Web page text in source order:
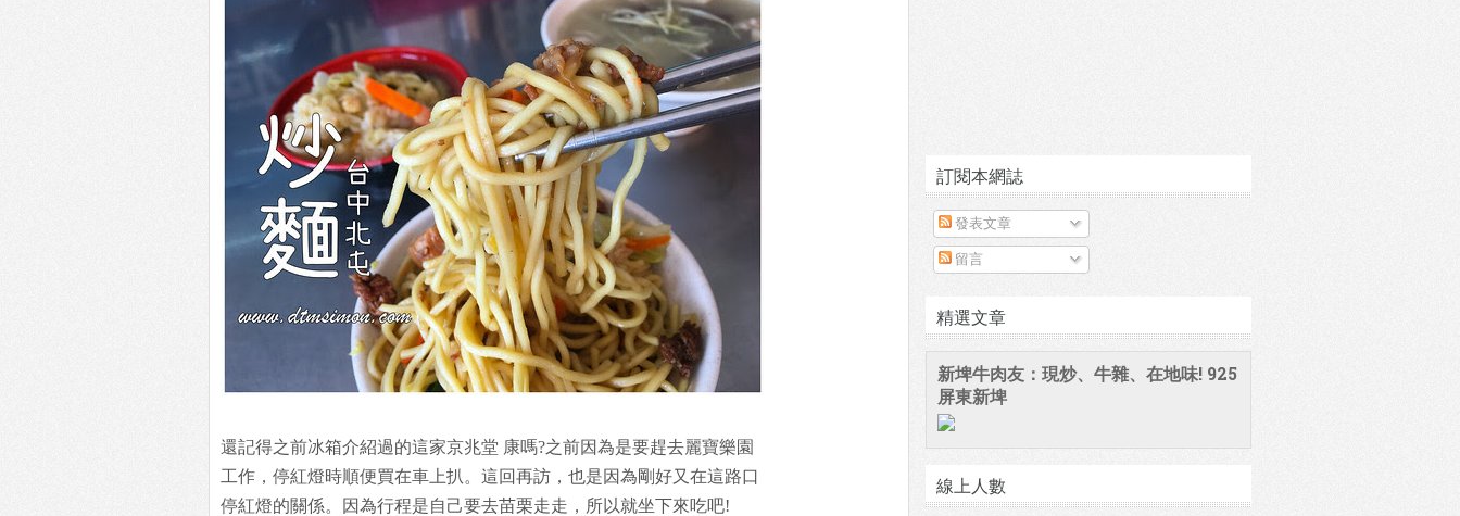
還記得之前冰箱介紹過的這家京兆堂 康嗎?之前因為是要趕去麗寶樂園
工作，停紅燈時順便買在車上扒。這回再訪，也是因為剛好又在這路口
停紅燈的關係。因為行程是自己要去苗栗走走，所以就坐下來吃吧!
訂閱本網誌
發表文章
留言
精選文章
新埤牛肉友：現炒、牛雜、在地味! 925
屏東新埤
線上人數